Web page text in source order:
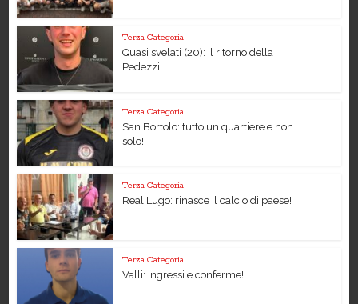
Terza Categoria
Quasi svelati (20): il ritorno della
Pedezzi
Terza Categoria
San Bortolo: tutto un quartiere e non
solo!
Terza Categoria
Real Lugo: rinasce il calcio di paese!
Terza Categoria
Valli: ingressi e conferme!